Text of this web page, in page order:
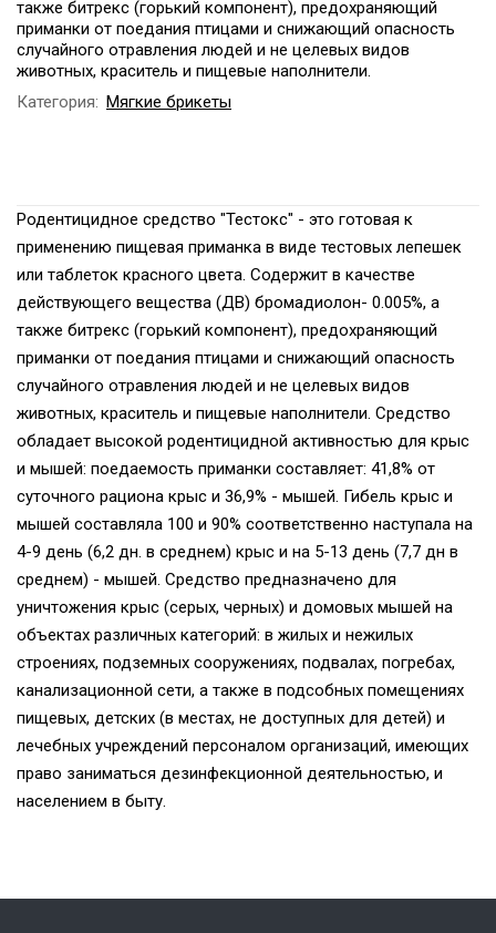
также битрекс (горький компонент), предохраняющий
приманки от поедания птицами и снижающий опасность
случайного отравления людей и не целевых видов
животных, краситель и пищевые наполнители.
Категория: Мягкие брикеты
Родентицидное средство "Тестокс" - это готовая к
применению пищевая приманка в виде тестовых лепешек
или таблеток красного цвета. Содержит в качестве
действующего вещества (ДВ) бромадиолон- 0.005%, а
также битрекс (горький компонент), предохраняющий
приманки от поедания птицами и снижающий опасность
случайного отравления людей и не целевых видов
животных, краситель и пищевые наполнители. Средство
обладает высокой родентицидной активностью для крыс
и мышей: поедаемость приманки составляет: 41,8% от
суточного рациона крыс и 36,9% - мышей. Гибель крыс и
мышей составляла 100 и 90% соответственно наступала на
4-9 день (6,2 дн. в среднем) крыс и на 5-13 день (7,7 дн в
среднем) - мышей. Средство предназначено для
уничтожения крыс (серых, черных) и домовых мышей на
объектах различных категорий: в жилых и нежилых
строениях, подземных сооружениях, подвалах, погребах,
канализационной сети, а также в подсобных помещениях
пищевых, детских (в местах, не доступных для детей) и
лечебных учреждений персоналом организаций, имеющих
право заниматься дезинфекционной деятельностью, и
населением в быту.